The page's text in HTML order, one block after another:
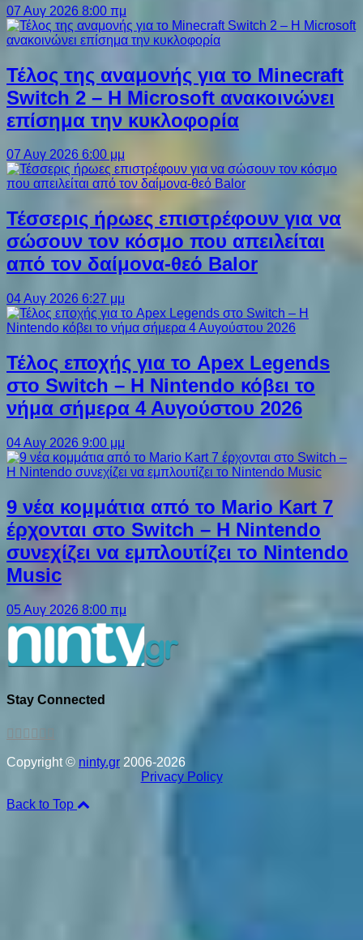
07 Αυγ 2026 8:00 πμ
Τέλος της αναμονής για το Minecraft
Switch 2 – Η Microsoft ανακοινώνει
επίσημα την κυκλοφορία
07 Αυγ 2026 6:00 μμ
Τέσσερις ήρωες επιστρέφουν για να
σώσουν τον κόσμο που απειλείται
από τον δαίμονα-θεό Balor
04 Αυγ 2026 6:27 μμ
Τέλος εποχής για το Apex Legends
στο Switch – Η Nintendo κόβει το
νήμα σήμερα 4 Αυγούστου 2026
04 Αυγ 2026 9:00 μμ
9 νέα κομμάτια από το Mario Kart 7
έρχονται στο Switch – Η Nintendo
συνεχίζει να εμπλουτίζει το Nintendo
Music
05 Αυγ 2026 8:00 πμ
Stay Connected
Copyright © ninty.gr 2006-2026
Privacy Policy
Back to Top